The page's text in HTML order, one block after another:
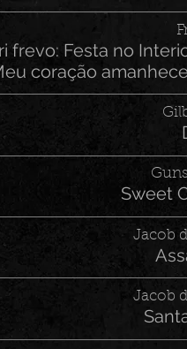
frevo: Festa no
coração
Sweet
Jacob
Jacob